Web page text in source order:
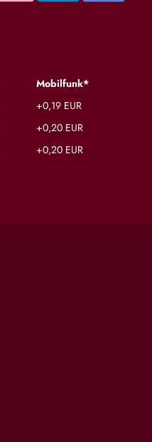
Mobilfunk*
+0,19 EUR
+0,20 EUR
+0,20 EUR